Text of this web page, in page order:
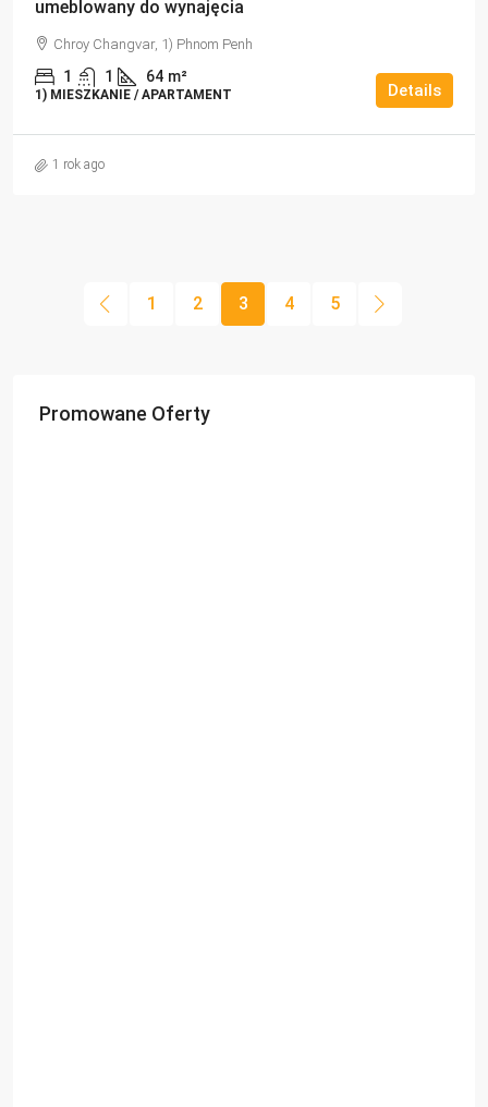
umeblowany do wynajęcia
Chroy Changvar, 1) Phnom Penh
1 1 64 m²
1) MIESZKANIE / APARTAMENT Details
1 rok ago
1 2 3 4 5
Promowane Oferty